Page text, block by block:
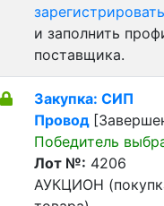
и заполнить
поставщика.
Закупка: СИП
Провод
Победитель
Лот №: 4206
АУКЦИОН